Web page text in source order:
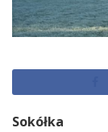
Sokółka